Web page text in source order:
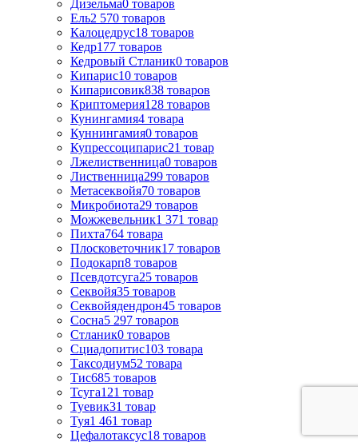
Дизельма0 товаров
Ель2 570 товаров
Калоцедрус18 товаров
Кедр177 товаров
Кедровый Стланик0 товаров
Кипарис10 товаров
Кипарисовик838 товаров
Криптомерия128 товаров
Кунингамия4 товара
Куннингамия0 товаров
Купрессоципарис21 товар
Лжелиственница0 товаров
Лиственница299 товаров
Метасеквойя70 товаров
Микробиота29 товаров
Можжевельник1 371 товар
Пихта764 товара
Плосковеточник17 товаров
Подокарп8 товаров
Псевдотсуга25 товаров
Секвойя35 товаров
Секвойядендрон45 товаров
Сосна5 297 товаров
Стланик0 товаров
Сциадопитис103 товара
Таксодиум52 товара
Тис685 товаров
Тсуга121 товар
Туевик31 товар
Туя1 461 товар
Цефалотаксус18 товаров